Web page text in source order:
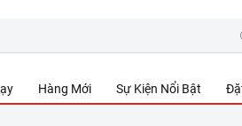
Hàng Mới Sự Kiện Nổi Bật